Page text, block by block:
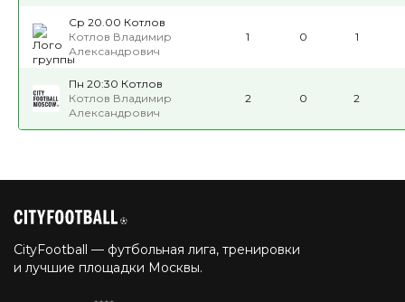
Ср 20.00 Котлов
Котлов Владимир
Александрович
1 0 1
Пн 20:30 Котлов
Котлов Владимир
Александрович
2 0 2
CityFootball — футбольная лига, тренировки
и лучшие площадки Москвы.